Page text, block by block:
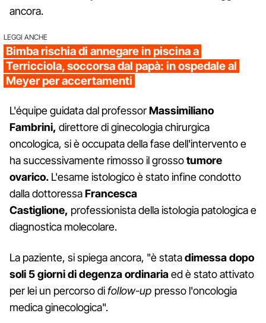
ancora.
LEGGI ANCHE
Bimba rischia di annegare in piscina a
Terricciola, soccorsa dal papà: in ospedale al
Meyer per accertamenti
L'équipe guidata dal professorMassimiliano
Fambrini, direttore di ginecologia chirurgica
oncologica, si è occupata della fase dell'intervento e
ha successivamente rimosso il grossotumore
ovarico. L'esame istologico è stato infine condotto
dalla dottoressaFrancesca
Castiglione, professionista della istologia patologica e
diagnostica molecolare.
La paziente, si spiega ancora, "è statadimessa dopo
soli 5 giorni di degenza ordinariaed è stato attivato
per lei un percorso difollow-up presso l'oncologia
medica ginecologica".